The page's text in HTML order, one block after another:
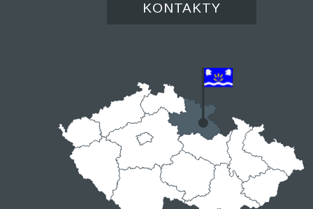
KONTAKTY